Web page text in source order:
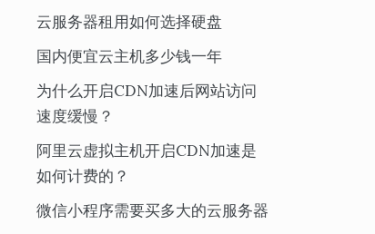
云服务器租用如何选择硬盘
国内便宜云主机多少钱一年
为什么开启CDN加速后网站访问
速度缓慢？
阿里云虚拟主机开启CDN加速是
如何计费的？
微信小程序需要买多大的云服务器